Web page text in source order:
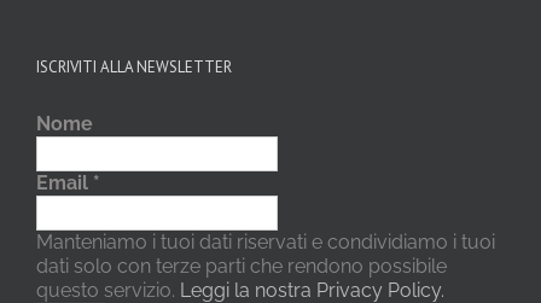
ISCRIVITI ALLA NEWSLETTER
Nome
Email *
Manteniamo i tuoi dati riservati e condividiamo i tuoi
dati solo con terze parti che rendono possibile
questo servizio. Leggi la nostra Privacy Policy.